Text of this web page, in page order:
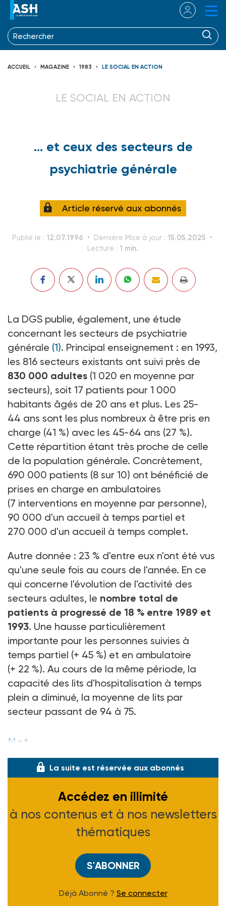
ACCUEIL MAGAZINE 1983 LE SOCIAL EN ACTION
LE SOCIAL EN ACTION
... et ceux des secteurs de
psychiatrie générale
Article réservé aux abonnés
Publié le : 12.07.1996 Dernière Mise à jour : 15.05.2025
Lecture : 1 min.
La DGS publie, également, une étude
concernant les secteurs de psychiatrie
générale (1). Principal enseignement : en 1993,
les 816 secteurs existants ont suivi près de
830 000 adultes (1 020 en moyenne par
secteurs), soit 17 patients pour 1 000
habitants âgés de 20 ans et plus. Les 25-
44 ans sont les plus nombreux à être pris en
charge (41 %) avec les 45-64 ans (27 %).
Cette répartition étant très proche de celle
de la population générale. Concrètement,
690 000 patients (8 sur 10) ont bénéficié de
prises en charge en ambulatoires
(7 interventions en moyenne par personne),
90 000 d'un accueil à temps partiel et
270 000 d'un accueil à temps complet.
Autre donnée : 23 % d'entre eux n'ont été vus
qu'une seule fois au cours de l'année. En ce
qui concerne l'évolution de l'activité des
secteurs adultes, le nombre total de
patients à progressé de 18 % entre 1989 et
1993. Une hausse particulièrement
importante pour les personnes suivies à
temps partiel (+ 45 %) et en ambulatoire
(+ 22 %). Au cours de la même période, la
capacité des lits d'hospitalisation à temps
plein a diminué, la moyenne de lits par
secteur passant de 94 à 75.
Not
La suite est réservée aux abonnés
Accédez en illimité
à nos contenus et à nos newsletters
thématiques
S'ABONNER
Déjà Abonné ? Se connecter